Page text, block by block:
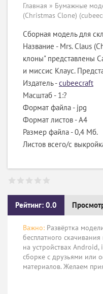
Главная » Бумажные
(Christmas Clone)
Сборная модель для
Название - Mrs. Claus
клоны" представлены
и миссис Клаус.
Издатель -cubeecraft
Масштаб - 1:?
Формат файла - jpg
Формат листов - A4
Размер файла - 0,4 Мб.
Листов всего/с
Рейтинг: 0.0
Важно: Развёртка
бесплатного
на устройствах
сборке с друзьями или
материалов. Желаем